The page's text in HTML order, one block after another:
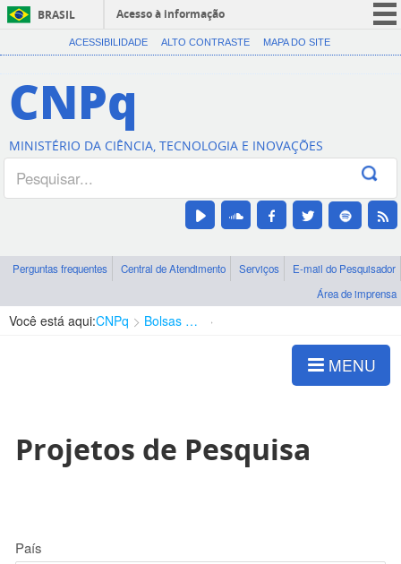
BRASIL
Acesso à informação
CORONAVÍRUS (COVID-19)
Canais
ACESSIBILIDADE ALTO CONTRASTE MAPA DO SITE
CNPq
MINISTÉRIO DA CIÊNCIA, TECNOLOGIA E INOVAÇÕES
Perguntas frequentes Central de Atendimento Serviços
E-mail do Pesquisador
Área de imprensa
Você está aqui:CNPq Bolsas e Auxílios Vigentes
MENU
Projetos de Pesquisa
País